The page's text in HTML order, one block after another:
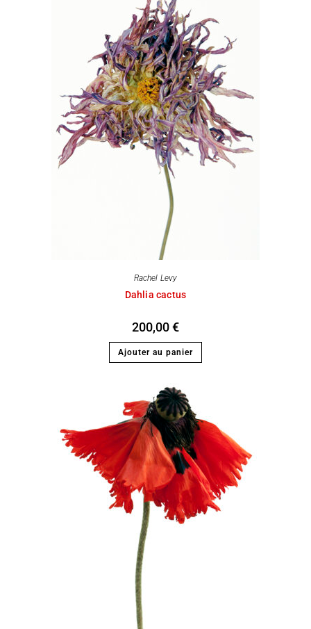
Rachel Levy
Dahlia cactus
200,00€
Ajouter au panier